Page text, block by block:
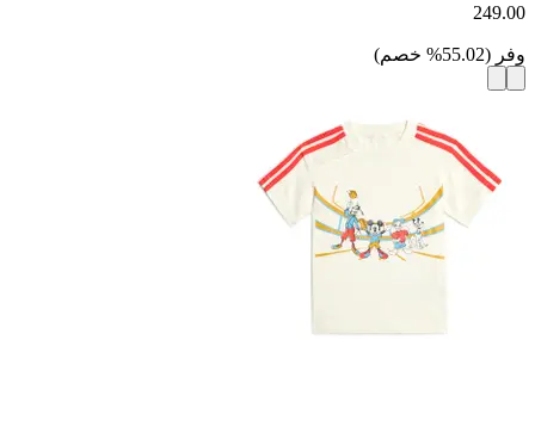
249.00
وفر (
55.02
% خصم)